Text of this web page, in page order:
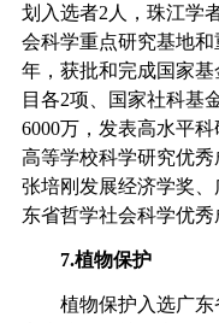
划入选者2 人，珠江学
会科学重点研究基地
年，获批和完成国家
目各2项、国家社科基
6000万，发表高水平科
高等学校科学研究优秀
张培刚发展经济学奖
东省哲学社会科学优秀
7.植物保护
植物保护入选广